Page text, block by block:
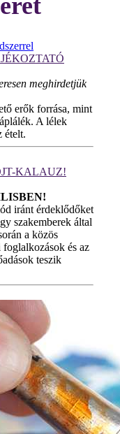
meghirdetjük
erők forrása, mint
A lélek
ételt.
KALAUZ!
iránt érdeklődőket
szakemberek által
a közös
foglalkozások és az
teszik